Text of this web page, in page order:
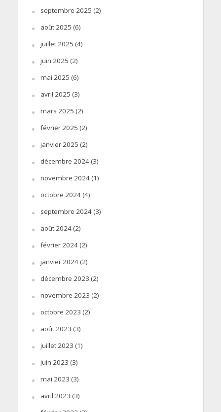
septembre 2025 (2)
août 2025 (6)
juillet 2025 (4)
juin 2025 (2)
mai 2025 (6)
avril 2025 (3)
mars 2025 (2)
février 2025 (2)
janvier 2025 (2)
décembre 2024(3)
novembre 2024(1)
octobre 2024(4)
septembre 2024(3)
août 2024(2)
février 2024(2)
janvier 2024(2)
décembre 2023 (2)
novembre 2023 (2)
octobre 2023 (2)
août 2023 (3)
juillet 2023 (1)
juin 2023 (3)
mai 2023 (3)
avril 2023 (3)